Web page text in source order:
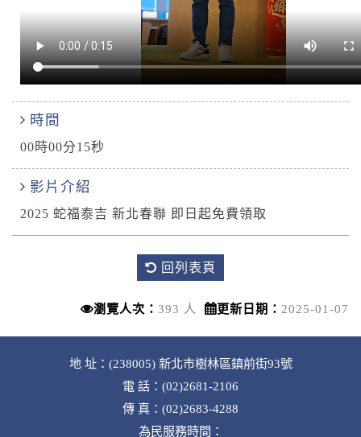
時間
00時00分15秒
影片介紹
2025 蛇福泰吉 新北春聯 即日起免費領取
回列表頁
瀏覽人次： 393 人 更新日期： 2025-01-07
地 址：(238005) 新北市樹林區鎮前街93號
電 話：(02)2681-2106
傳 真：(02)2683-4288
為民服務時間：